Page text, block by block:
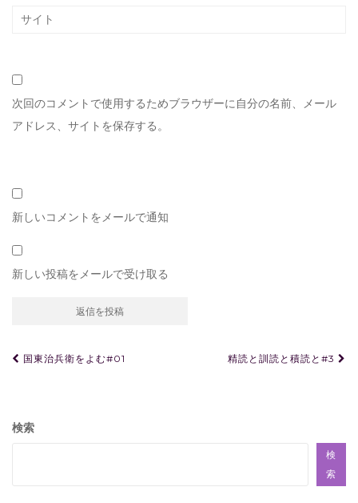
次回のコメントで使用するためブラウザーに自分の名前、メール
アドレス、サイトを保存する。
新しいコメントをメールで通知
新しい投稿をメールで受け取る
投
ビ
国東治兵衛をよむ#01 精読と訓読と積読と#3
検索
検
索